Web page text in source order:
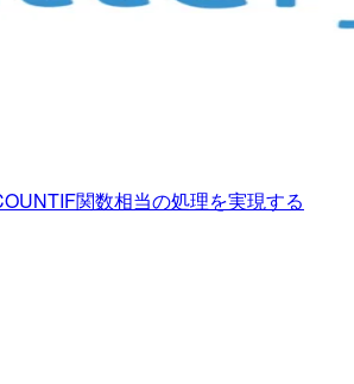
関数相当の処理を実現する